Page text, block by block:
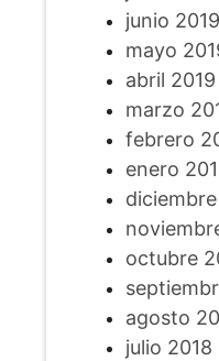
junio 2019
mayo
abril 2019
marzo
febrero
enero
octubre
agosto
julio 2018